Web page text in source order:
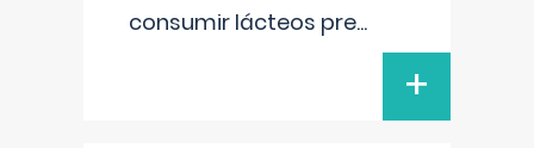
consumir lácteos pre...
+